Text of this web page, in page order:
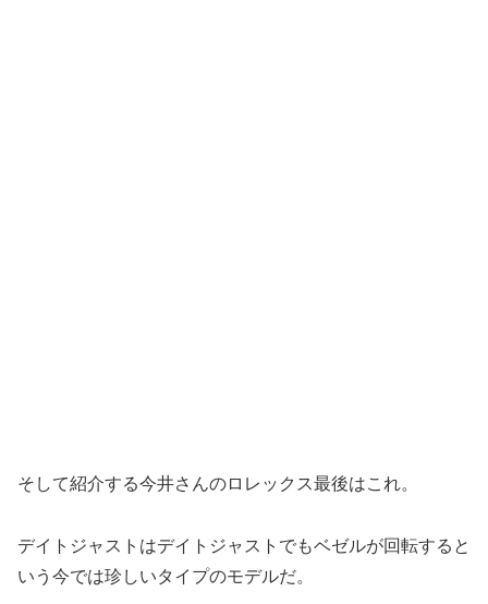
そして紹介する今井さんのロレックス最後はこれ。
デイトジャストはデイトジャストでもベゼルが回転すると
いう今では珍しいタイプのモデルだ。